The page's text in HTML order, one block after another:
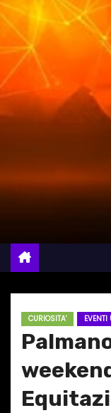
CURIOSITA'